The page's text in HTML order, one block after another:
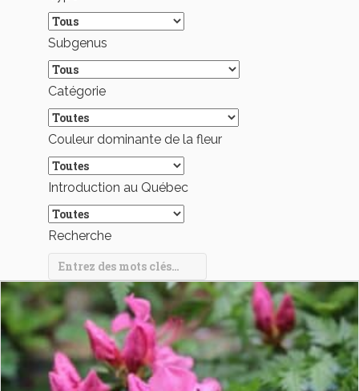
Subgenus
Catégorie
Couleur dominante de la fleur
Introduction au Québec
Recherche